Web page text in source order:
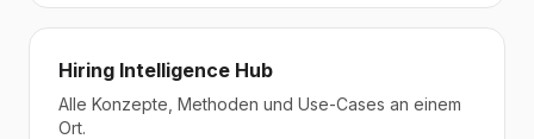
Hiring Intelligence Hub
Alle Konzepte, Methoden und Use-Cases an einem
Ort.